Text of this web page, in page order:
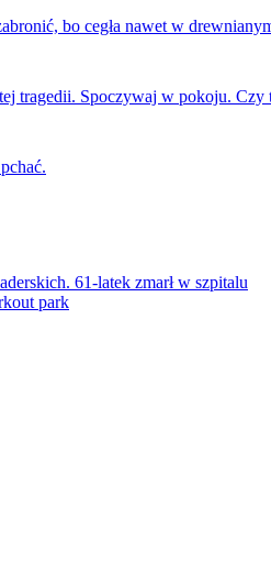
bo cegła nawet w
tragedii. Spoczywaj w pokoju.
61-latek zmarł w szpitalu
park